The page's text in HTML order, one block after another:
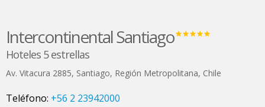
Intercontinental Santiago
Hoteles 5 estrellas
Av. Vitacura 2885, Santiago, Región Metropolitana, Chile
Teléfono: +56 2 23942000